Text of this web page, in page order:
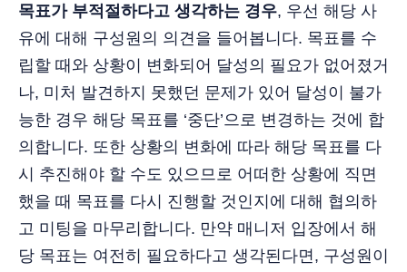
목표가 부적절하다고 생각하는 경우, 우선 해당 사
유에 대해 구성원의 의견을 들어봅니다. 목표를 수
립할 때와 상황이 변화되어 달성의 필요가 없어졌거
나, 미처 발견하지 못했던 문제가 있어 달성이 불가
능한 경우 해당 목표를 ‘중단’으로 변경하는 것에 합
의합니다. 또한 상황의 변화에 따라 해당 목표를 다
시 추진해야 할 수도 있으므로 어떠한 상황에 직면
했을 때 목표를 다시 진행할 것인지에 대해 협의하
고 미팅을 마무리합니다. 만약 매니저 입장에서 해
당 목표는 여전히 필요하다고 생각된다면, 구성원이